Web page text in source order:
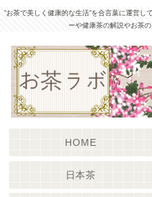
”お茶で美しく健康的な生活”を合言葉に運営
ーや健康茶の解説やお茶
HOME
日本茶